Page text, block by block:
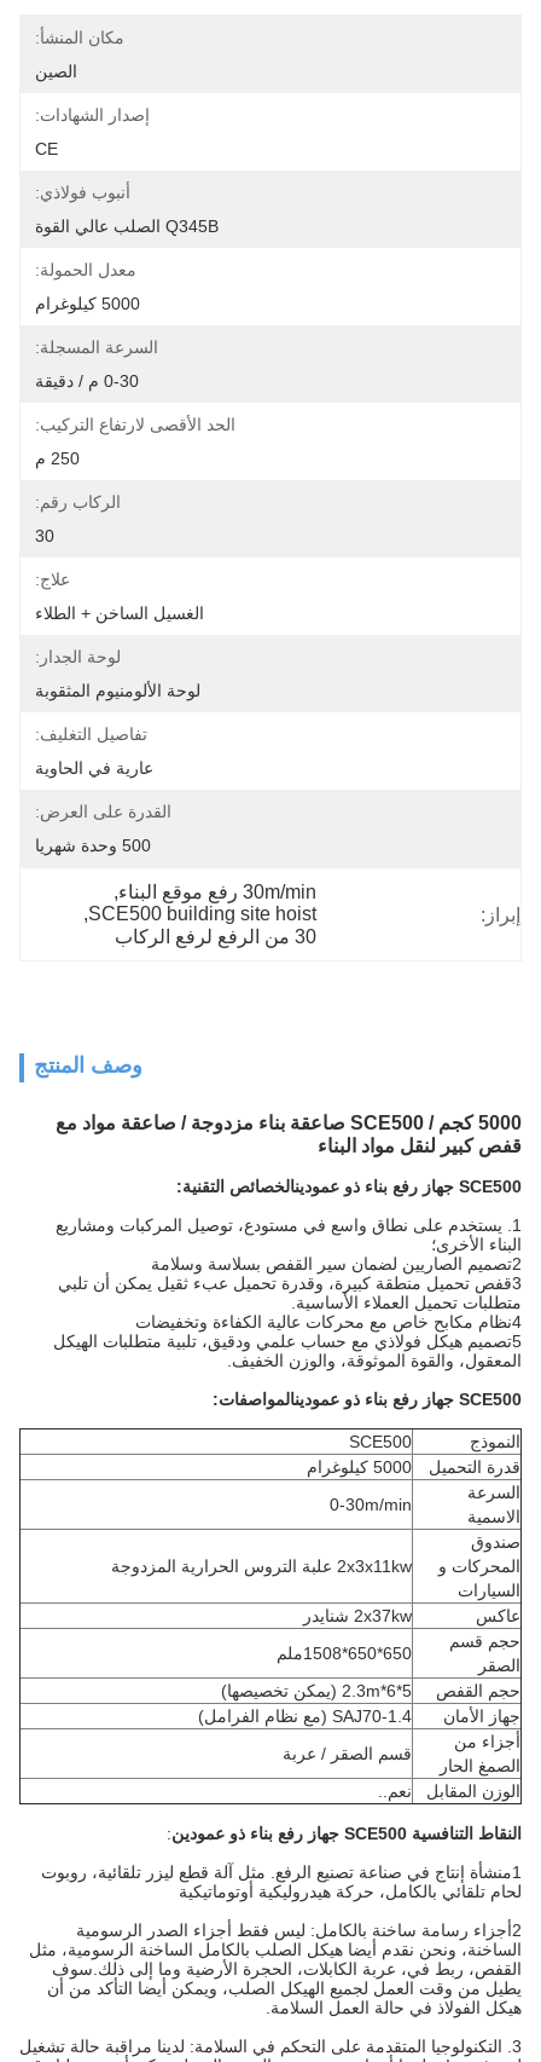
مكان المنشأ:
الصين
إصدار الشهادات:
CE
أنبوب فولاذي:
Q345B الصلب عالي القوة
معدل الحمولة:
5000 كيلوغرام
السرعة المسجلة:
0-30 م / دقيقة
الحد الأقصى لارتفاع التركيب:
250 م
الركاب رقم:
30
علاج:
الغسيل الساخن + الطلاء
لوحة الجدار:
لوحة الألومنيوم المثقوبة
تفاصيل التغليف:
عارية في الحاوية
القدرة على العرض:
500 وحدة شهريا
إبراز:
30m/min رفع موقع البناء
,
SCE500 building site hoist
,
30 من الرفع لرفع الركاب
وصف المنتج
5000 كجم / SCE500 صاعقة بناء مزدوجة / صاعقة مواد مع
قفص كبير لنقل مواد البناء
SCE500 جهاز رفع بناء ذو عمودين
الخصائص التقنية:
1. يستخدم على نطاق واسع في مستودع، توصيل المركبات ومشاريع
البناء الأخرى؛
3قفص تحميل منطقة كبيرة، وقدرة تحميل عبء ثقيل يمكن أن تلبي
متطلبات تحميل العملاء الأساسية.
4نظام مكابح خاص مع محركات عالية الكفاءة وتخفيضات
5تصميم هيكل فولاذي مع حساب علمي ودقيق، تلبية متطلبات الهيكل
المعقول، والقوة الموثوقة، والوزن الخفيف.
SCE500 جهاز رفع بناء ذو عمودين
المواصفات:
النموذج
SCE500
قدرة التحميل
5000 كيلوغرام
السرعة
الاسمية
0-30m/min
صندوق
المحركات و
السيارات
2x3x11kw علبة التروس الحرارية المزدوجة
عاكس
2x37kw شنايدر
حجم قسم
الصقر
650*650*1508ملم
حجم القفص
5*6*2.3m (يمكن تخصيصها)
جهاز الأمان
SAJ70-1.4 (مع نظام الفرامل)
أجزاء من
الصمغ الحار
قسم الصقر / عربة
الوزن المقابل
نعم..
النقاط التنافسية SCE500 جهاز رفع بناء ذو عمودين
:
1منشأة إنتاج في صناعة تصنيع الرفع. مثل آلة قطع ليزر تلقائية، روبوت
لحام تلقائي بالكامل، حركة هيدروليكية أوتوماتيكية
2أجزاء رسامة ساخنة بالكامل: ليس فقط أجزاء الصدر الرسومية
الساخنة، ونحن نقدم أيضا هيكل الصلب بالكامل الساخنة الرسومية، مثل
القفص، ربط في، عربة الكابلات، الحجرة الأرضية وما إلى ذلك.سوف
يطيل من وقت العمل لجميع الهيكل الصلب، ويمكن أيضا التأكد من أن
هيكل الفولاذ في حالة العمل السلامة.
3. التكنولوجيا المتقدمة على التحكم في السلامة: لدينا مراقبة حالة تشغيل